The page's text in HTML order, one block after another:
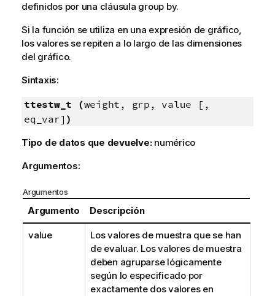
definidos por una cláusula group by.
Si la función se utiliza en una expresión de gráfico,
los valores se repiten a lo largo de las dimensiones
del gráfico.
Sintaxis:
ttestw_t (weight, grp, value [,
eq_var] )
Tipo de datos que devuelve: numérico
Argumentos:
Argumentos
Argumento Descripción
value
Los valores de muestra que se han
de evaluar. Los valores de muestra
deben agruparse lógicamente
según lo especificado por
exactamente dos valores en